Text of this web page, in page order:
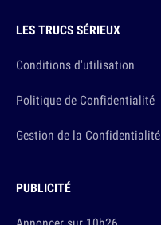
LES TRUCS SÉRIEUX
Conditions d'utilisation
Politique de Confidentialité
Gestion de la Confidentialité
PUBLICITÉ